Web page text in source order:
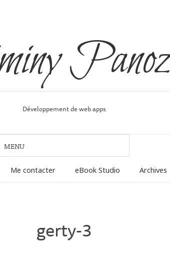
Panoz
Développement de web apps
Me contacter eBook Studio Archives
gerty-3